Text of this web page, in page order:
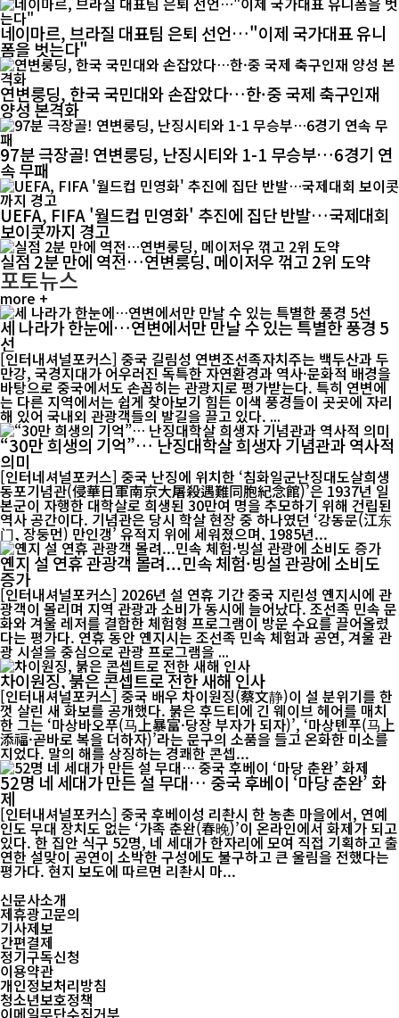
네이마르, 브라질 대표팀 은퇴 선언…"이제 국가대표 유니
폼을 벗는다"
연변룽딩, 한국 국민대와 손잡았다…한·중 국제 축구인재
양성 본격화
97분 극장골! 연변룽딩, 난징시티와 1-1 무승부…6경기 연
속 무패
UEFA, FIFA '월드컵 민영화' 추진에 집단 반발…국제대회
보이콧까지 경고
실점 2분 만에 역전…연변룽딩, 메이저우 꺾고 2위 도약
포토뉴스
more +
세 나라가 한눈에…연변에서만 만날 수 있는 특별한 풍경 5
선
[인터내셔널포커스] 중국 길림성 연변조선족자치주는 백두산과 두
만강, 국경지대가 어우러진 독특한 자연환경과 역사·문화적 배경을
바탕으로 중국에서도 손꼽히는 관광지로 평가받는다. 특히 연변에
는 다른 지역에서는 쉽게 찾아보기 힘든 이색 풍경들이 곳곳에 자리
해 있어 국내외 관광객들의 발길을 끌고 있다. ...
“30만 희생의 기억”… 난징대학살 희생자 기념관과 역사적
의미
[인터네셔널포커스] 중국 난징에 위치한 ‘침화일군난징대도살희생
동포기념관(侵華日軍南京大屠殺遇難同胞紀念館)’은 1937년 일
본군이 자행한 대학살로 희생된 30만여 명을 추모하기 위해 건립된
역사 공간이다. 기념관은 당시 학살 현장 중 하나였던 ‘강동문(江东
门, 장둥먼) 만인갱’ 유적지 위에 세워졌으며, 1985년...
옌지 설 연휴 관광객 몰려...민속 체험·빙설 관광에 소비도
증가
[인터내셔널포커스] 2026년 설 연휴 기간 중국 지린성 옌지시에 관
광객이 몰리며 지역 관광과 소비가 동시에 늘어났다. 조선족 민속 문
화와 겨울 레저를 결합한 체험형 프로그램이 방문 수요를 끌어올렸
다는 평가다. 연휴 동안 옌지시는 조선족 민속 체험과 공연, 겨울 관
광 시설을 중심으로 관광 프로그램을 ...
차이원징, 붉은 콘셉트로 전한 새해 인사
[인터내셔널포커스] 중국 배우 차이원징(蔡文静)이 설 분위기를 한
껏 살린 새 화보를 공개했다. 붉은 후드티에 긴 웨이브 헤어를 매치
한 그는 ‘마상바오푸(马上暴富·당장 부자가 되자)’, ‘마상톈푸(马上
添福·곧바로 복을 더하자)’라는 문구의 소품을 들고 온화한 미소를
지었다. 말의 해를 상징하는 경쾌한 콘셉...
52명 네 세대가 만든 설 무대… 중국 후베이 ‘마당 춘완’ 화
제
[인터내셔널포커스] 중국 후베이성 리촨시 한 농촌 마을에서, 연예
인도 무대 장치도 없는 ‘가족 춘완(春晚)’이 온라인에서 화제가 되고
있다. 한 집안 식구 52명, 네 세대가 한자리에 모여 직접 기획하고 출
연한 설맞이 공연이 소박한 구성에도 불구하고 큰 울림을 전했다는
평가다. 현지 보도에 따르면 리촨시 마...
신문사소개
제휴광고문의
기사제보
간편결제
정기구독신청
이용약관
개인정보처리방침
청소년보호정책